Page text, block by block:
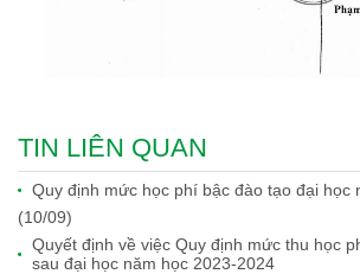
TIN LIÊN QUAN
Quy định mức học phí bậc đào tạo đại học
(10/09)
Quyết định về việc Quy định mức thu học
sau đại học năm học 2023-2024